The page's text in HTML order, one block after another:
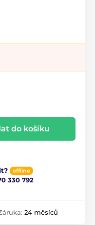
do košíku
offline
330 792
24 měsíců